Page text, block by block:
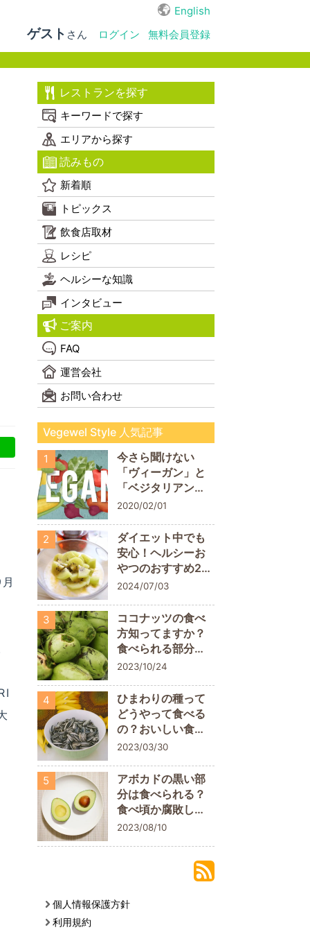
English
ゲスト さん ログイン 無料会員登録
レストランを探す
キーワードで探す
エリアから探す
読みもの
新着順
トピックス
飲食店取材
レシピ
ヘルシーな知識
インタビュー
ご案内
FAQ
運営会社
お問い合わせ
Vegewel Style 人気記事
今さら聞けない
「ヴィーガン」と
「ベジタリアン」
の違い！
2020/02/01
1
ダイエット中でも
安心！ヘルシーお
やつのおすすめ20
商品
2024/07/03
2
ココナッツの食べ
方知ってますか？
食べられる部分に
ついておさらいし
2023/10/24
3
ひまわりの種って
どうやって食べる
の？おいしい食べ
方や栄養素を解説
2023/03/30
4
アボカドの黒い部
分は食べられる？
食べ頃か腐敗して
いるかの判断ポイ
2023/08/10
5
個人情報保護方針
利用規約